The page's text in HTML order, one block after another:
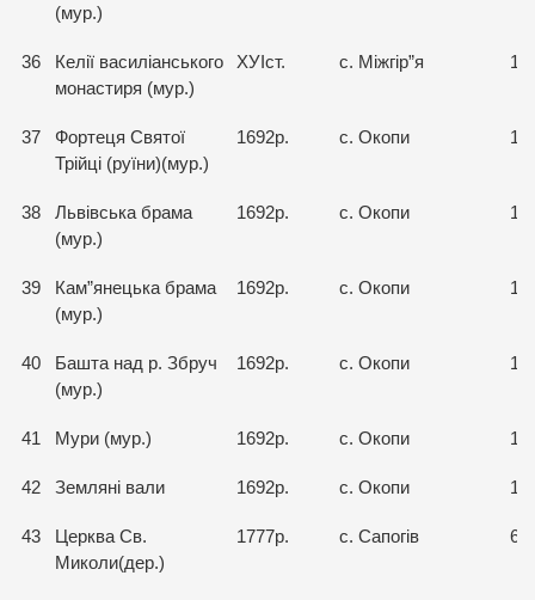
(мур.)
36
Келії василіанського
монастиря (мур.)
ХУІст. с. Міжгір”я
37
Фортеця Святої
Трійці (руїни)(мур.)
1692р. с. Окопи
38
Львівська брама
(мур.)
1692р. с. Окопи
39
Кам”янецька брама
(мур.)
1692р. с. Окопи
40
Башта над р. Збруч
(мур.)
1692р. с. Окопи
41 Мури (мур.) 1692р. с. Окопи
42 Земляні вали 1692р. с. Окопи
43
Церква Св.
Миколи(дер.)
1777р. с. Сапогів